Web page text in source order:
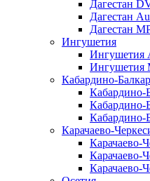
Дагестан
Дагестан
Дагестан
Ингушетия
Ингушетия
Ингушетия
Кабардино-
Кабардино-
Кабардино-
Кабардино-
Карачаево-
Карачаево-
Карачаево-
Карачаево-